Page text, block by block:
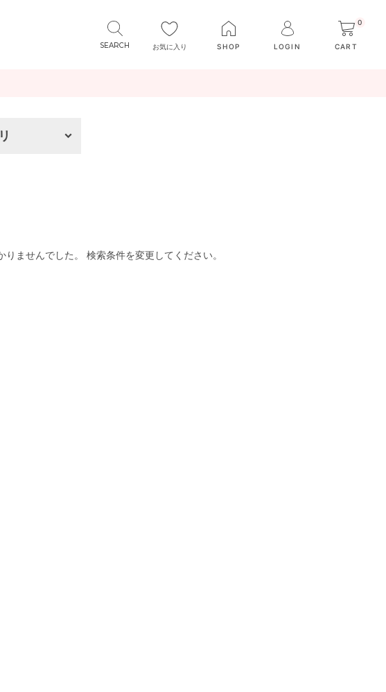
お気に入り SHOP LOGIN
0
CART
ませんでした。 検索条件を変更してください。